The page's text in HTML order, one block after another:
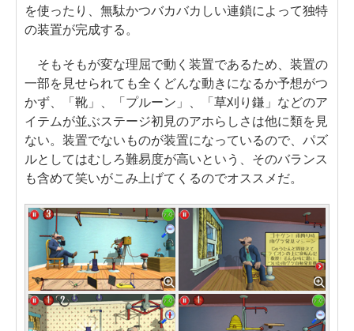
を使ったり、無駄かつバカバカしい連鎖によって独特
の装置が完成する。
そもそもが変な理屈で動く装置であるため、装置の
一部を見せられても全くどんな動きになるか予想がつ
かず、「靴」、「プルーン」、「草刈り鎌」などのア
イテムが並ぶステージ初見のアホらしさは他に類を見
ない。装置でないものが装置になっているので、パズ
ルとしてはむしろ難易度が高いという、そのバランス
も含めて笑いがこみ上げてくるのでオススメだ。